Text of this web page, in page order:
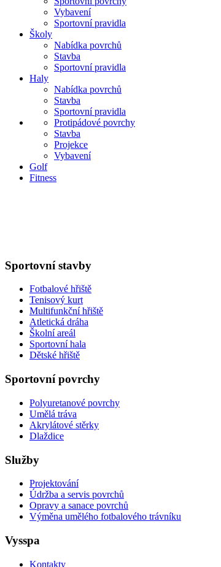
Vybavení
Sportovní pravidla
Školy
Nabídka povrchů
Stavba
Sportovní pravidla
Haly
Nabídka povrchů
Stavba
Sportovní pravidla
Protipádové povrchy
Stavba
Projekce
Vybavení
Golf
Fitness
Sportovní stavby
Fotbalové hřiště
Tenisový kurt
Multifunkční hřiště
Atletická dráha
Školní areál
Sportovní hala
Dětské hřiště
Sportovní povrchy
Polyuretanové povrchy
Umělá tráva
Akrylátové stěrky
Dlaždice
Služby
Projektování
Údržba a servis povrchů
Opravy a sanace povrchů
Výměna umělého fotbalového trávníku
Vysspa
Kontakty